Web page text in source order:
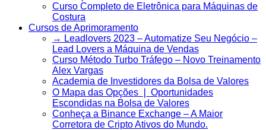
Curso Completo de Eletrônica para Máquinas de
Costura
Cursos de Aprimoramento
→ Leadlovers 2023 – Automatize Seu Negócio –
Lead Lovers a Máquina de Vendas
Curso Método Turbo Tráfego – Novo Treinamento
Alex Vargas
Academia de Investidores da Bolsa de Valores
O Mapa das Opções ❘ Oportunidades
Escondidas na Bolsa de Valores
Conheça a Binance Exchange – A Maior
Corretora de Cripto Ativos do Mundo.